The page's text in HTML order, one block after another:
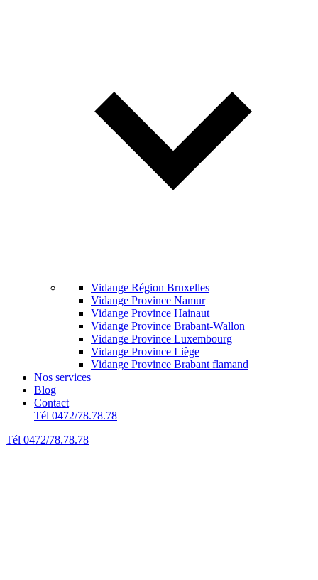
Vidange Région Bruxelles
Vidange Province Namur
Vidange Province Hainaut
Vidange Province Brabant-Wallon
Vidange Province Luxembourg
Vidange Province Liège
Vidange Province Brabant flamand
Nos services
Blog
Contact
Tél 0472/78.78.78
Tél 0472/78.78.78